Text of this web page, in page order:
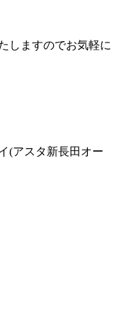
しますのでお気軽に
(アスタ新長田オー